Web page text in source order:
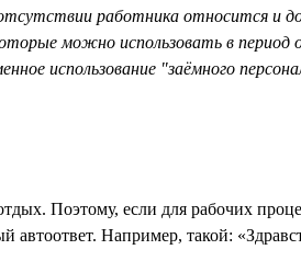
работника относится и
можно использовать в
использование "заёмного
Поэтому, если для рабочих
Например, такой: